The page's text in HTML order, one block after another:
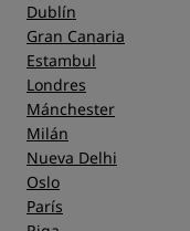
Dublín
Gran Canaria
Estambul
Londres
Mánchester
Milán
Nueva Delhi
Oslo
París